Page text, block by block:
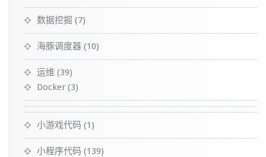
数据挖掘 (7)
海豚调度器 (10)
运维 (39)
Docker (3)
小游戏代码 (1)
小程序代码 (139)